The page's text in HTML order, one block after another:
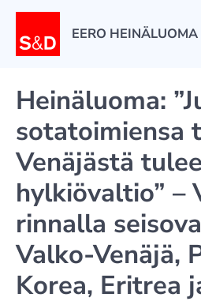
Siirry
EERO HEINÄLUOMA
Heinäluoma:
sotatoimiensa
Venäjästä tulee
hylkiövaltio” –
rinnalla
Valko-Venäjä,
Korea, Eritrea